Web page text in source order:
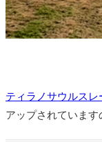
ティラノサウルス
アップされています